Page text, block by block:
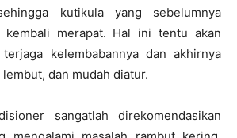
kutikula yang sebelumnya
kembali merapat. Hal ini tentu akan
kelembabannya dan akhirnya
dan mudah diatur.
sangatlah direkomendasikan